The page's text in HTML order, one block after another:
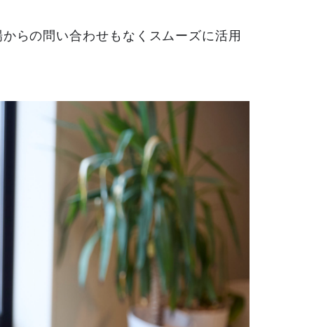
らの問い合わせもなくスムーズに活用